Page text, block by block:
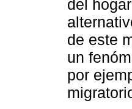
del
de este
un
por